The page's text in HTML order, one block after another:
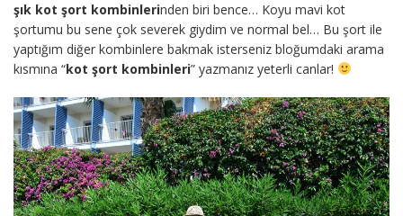
şık kot şort kombinlerinden biri bence… Koyu mavi kot
şortumu bu sene çok severek giydim ve normal bel… Bu şort ile
yaptığım diğer kombinlere bakmak isterseniz bloğumdaki arama
kısmına “kot şort kombinleri” yazmanız yeterli canlar!